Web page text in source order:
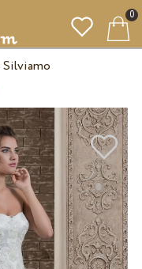
0
Silviamo